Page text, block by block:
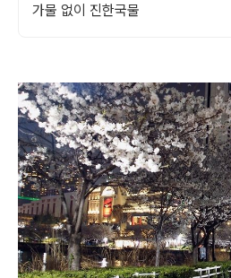
가물 없이 진한국물